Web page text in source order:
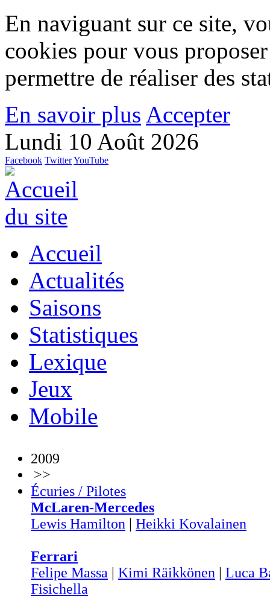
En naviguant sur ce site,
cookies pour vous
permettre de réaliser des
En savoir plus Accepter
Lundi 10 Août 2026
Facebook TwitterYouTube
Accueil
Actualités
Saisons
Statistiques
Lexique
Jeux
Mobile
2009
>>
Écuries / Pilotes
McLaren-Mercedes
Lewis Hamilton | Heikki Kovalainen
Ferrari
Felipe Massa | Kimi Räikkönen | Luca
Fisichella